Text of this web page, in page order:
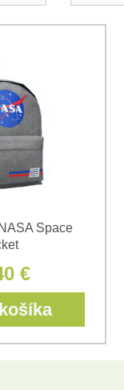
Space
€